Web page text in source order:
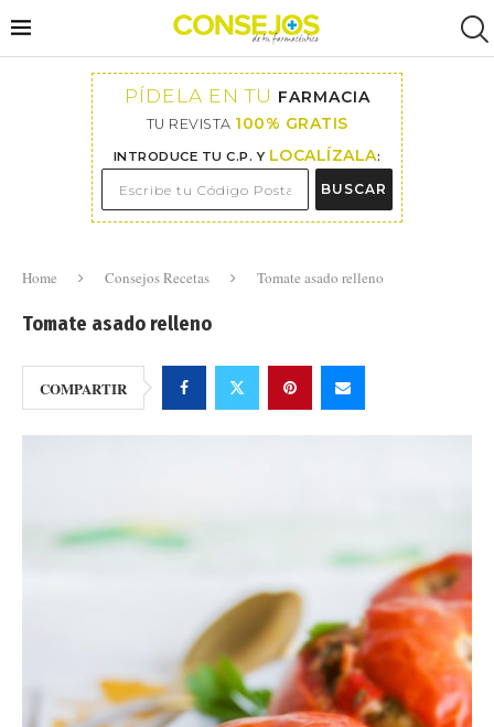
PÍDELA EN TU FARMACIA
TU REVISTA 100% GRATIS
INTRODUCE TU C.P. Y LOCALÍZALA:
BUSCAR
Home Consejos Recetas Tomate asado relleno
Tomate asado relleno
COMPARTIR